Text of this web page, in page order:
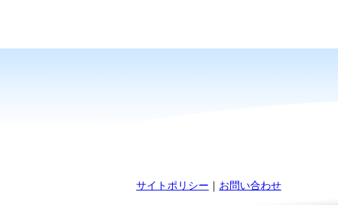
サイトポリシー お問い合わせ